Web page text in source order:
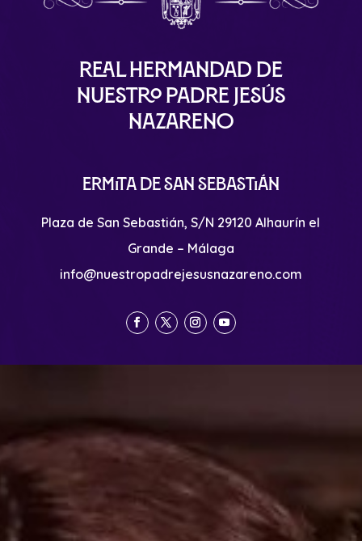
Real Hermandad de
Nuestro Padre Jesús
Nazareno
Ermita de San Sebastián
Plaza de San Sebastián, S/N 29120 Alhaurín el
Grande – Málaga
info@nuestropadrejesusnazareno.com